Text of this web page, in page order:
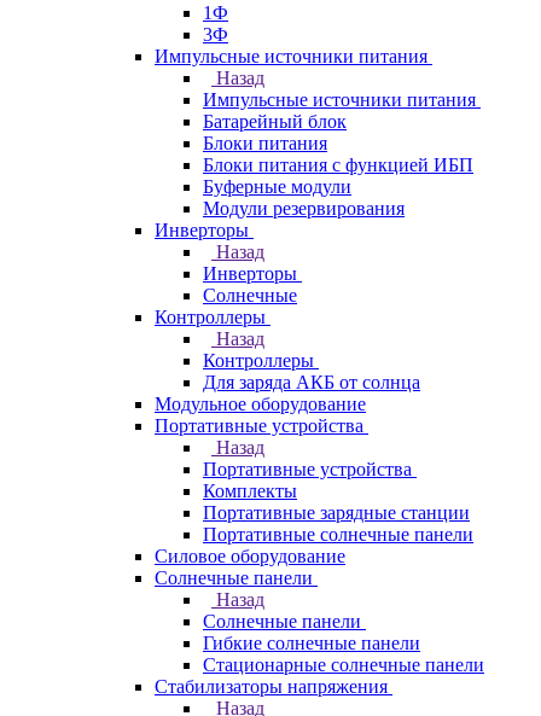
1Ф
3Ф
Импульсные источники питания
Назад
Импульсные источники питания
Батарейный блок
Блоки питания
Блоки питания с функцией ИБП
Буферные модули
Модули резервирования
Инверторы
Назад
Инверторы
Солнечные
Контроллеры
Назад
Контроллеры
Для заряда АКБ от солнца
Модульное оборудование
Портативные устройства
Назад
Портативные устройства
Комплекты
Портативные зарядные станции
Портативные солнечные панели
Силовое оборудование
Солнечные панели
Назад
Солнечные панели
Гибкие солнечные панели
Стационарные солнечные панели
Стабилизаторы напряжения
Назад